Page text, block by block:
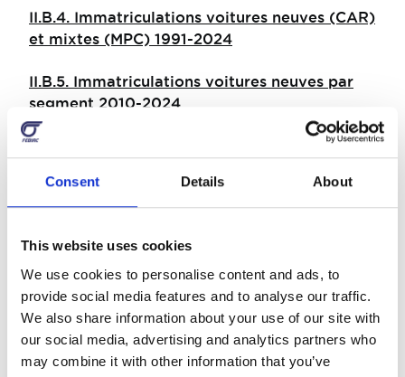
Consent Details About
This website uses cookies
We use cookies to personalise content and ads, to
provide social media features and to analyse our traffic.
We also share information about your use of our site with
our social media, advertising and analytics partners who
may combine it with other information that you’ve
II.B.4. Immatriculations voitures neuves (CAR)
et mixtes (MPC) 1991-2024
II.B.5. Immatriculations voitures neuves par
segment 2010-2024
II.B.6. Immatriculations voitures neuves et
II.C. VEHICULES UTILITAIRES
II.C.1. Immatriculations véhicules utilitaires
II.C.2. Immatriculations véhicules utilitaires
lourds par marque 2019-2024
II.C.3. Immatriculations véhicules utilitaires